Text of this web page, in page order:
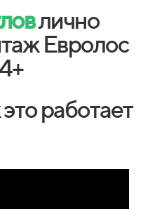
лично
Евролос
работает